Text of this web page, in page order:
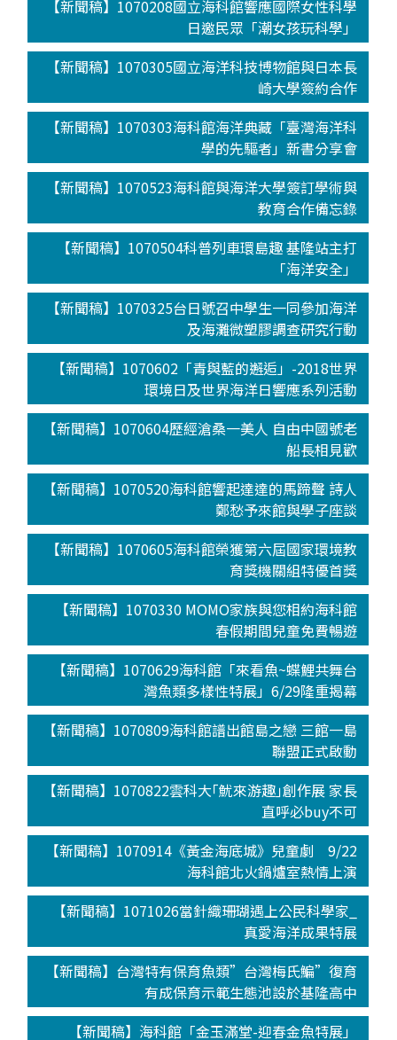
【新聞稿】1070208國立海科館響應國際女性科學
日邀民眾「潮女孩玩科學」
【新聞稿】1070305國立海洋科技博物館與日本長
崎大學簽約合作
【新聞稿】1070303海科館海洋典藏「臺灣海洋科
學的先驅者」新書分享會
【新聞稿】1070523海科館與海洋大學簽訂學術與
教育合作備忘錄
【新聞稿】1070504科普列車環島趣 基隆站主打
「海洋安全」
【新聞稿】1070325台日號召中學生一同參加海洋
及海灘微塑膠調查研究行動
【新聞稿】1070602「青與藍的邂逅」-2018世界
環境日及世界海洋日響應系列活動
【新聞稿】1070604歷經滄桑一美人 自由中國號老
船長相見歡
【新聞稿】1070520海科館響起達達的馬蹄聲 詩人
鄭愁予來館與學子座談
【新聞稿】1070605海科館榮獲第六屆國家環境教
育獎機關組特優首獎
【新聞稿】1070330 MOMO家族與您相約海科館
春假期間兒童免費暢遊
【新聞稿】1070629海科館「來看魚~蝶鯉共舞台
灣魚類多樣性特展」6/29隆重揭幕
【新聞稿】1070809海科館譜出館島之戀 三館一島
聯盟正式啟動
【新聞稿】1070822雲科大｢魷來游趣｣創作展 家長
直呼必buy不可
【新聞稿】1070914《黃金海底城》兒童劇 9/22
海科館北火鍋爐室熱情上演
【新聞稿】1071026當針織珊瑚遇上公民科學家_
真愛海洋成果特展
【新聞稿】台灣特有保育魚類”台灣梅氏鯿”復育
有成保育示範生態池設於基隆高中
【新聞稿】海科館「金玉滿堂-迎春金魚特展」